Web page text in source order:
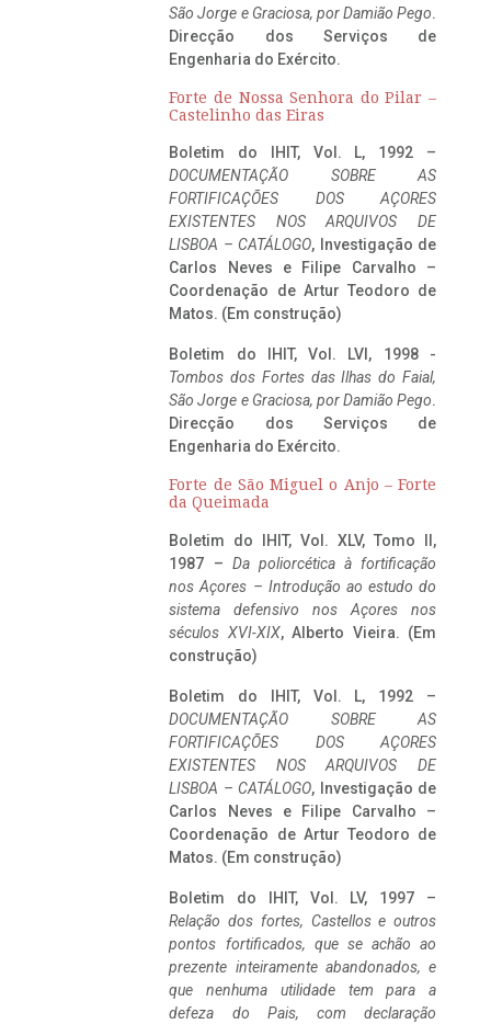
São Jorge e Graciosa, por Damião Pego.
Direcção dos Serviços de
Engenharia do Exército.
Forte de Nossa Senhora do Pilar –
Castelinho das Eiras
Boletim do IHIT, Vol. L, 1992 –
DOCUMENTAÇÃO SOBRE AS
FORTIFICAÇÕES DOS AÇORES
EXISTENTES NOS ARQUIVOS DE
LISBOA – CATÁLOGO, Investigação de
Carlos Neves e Filipe Carvalho –
Coordenação de Artur Teodoro de
Matos. (Em construção)
Boletim do IHIT, Vol. LVI, 1998 -
Tombos dos Fortes das Ilhas do Faial,
São Jorge e Graciosa, por Damião Pego.
Direcção dos Serviços de
Engenharia do Exército.
Forte de São Miguel o Anjo – Forte
da Queimada
Boletim do IHIT, Vol. XLV, Tomo II,
1987 – Da poliorcética à fortificação
nos Açores – Introdução ao estudo do
sistema defensivo nos Açores nos
séculos XVI-XIX, Alberto Vieira. (Em
construção)
Boletim do IHIT, Vol. L, 1992 –
DOCUMENTAÇÃO SOBRE AS
FORTIFICAÇÕES DOS AÇORES
EXISTENTES NOS ARQUIVOS DE
LISBOA – CATÁLOGO, Investigação de
Carlos Neves e Filipe Carvalho –
Coordenação de Artur Teodoro de
Matos. (Em construção)
Boletim do IHIT, Vol. LV, 1997 –
Relação dos fortes, Castellos e outros
pontos fortificados, que se achão ao
prezente inteiramente abandonados, e
que nenhuma utilidade tem para a
defeza do Pais, com declaração